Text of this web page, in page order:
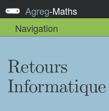
Agreg-Maths
Navigation
Informatique